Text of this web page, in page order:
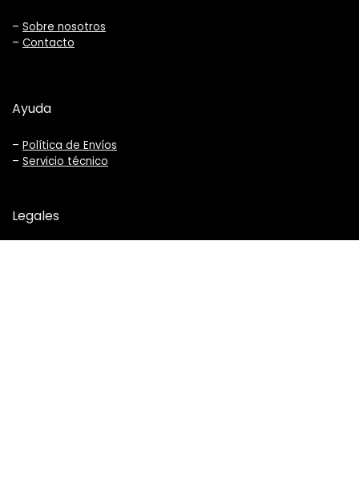
– Sobre nosotros
– Contacto
Ayuda
– Política de Envíos
– Servicio técnico
Legales